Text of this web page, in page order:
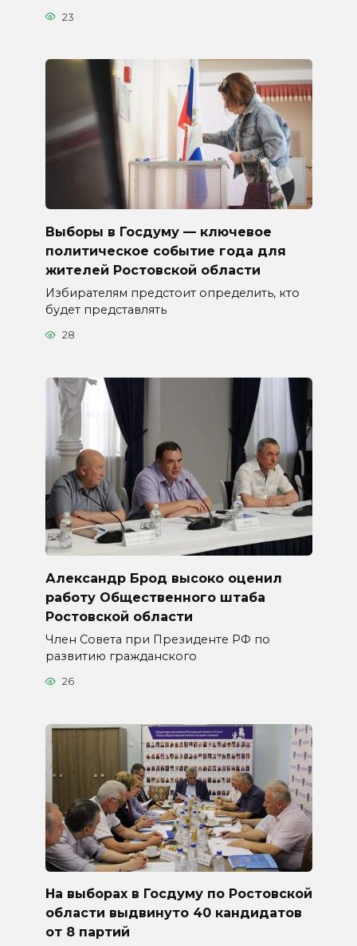
23
Выборы в Госдуму — ключевое
политическое событие года для
жителей Ростовской области
Избирателям предстоит определить, кто
будет представлять
28
Александр Брод высоко оценил
работу Общественного штаба
Ростовской области
Член Совета при Президенте РФ по
развитию гражданского
26
На выборах в Госдуму по Ростовской
области выдвинуто 40 кандидатов
от 8 партий